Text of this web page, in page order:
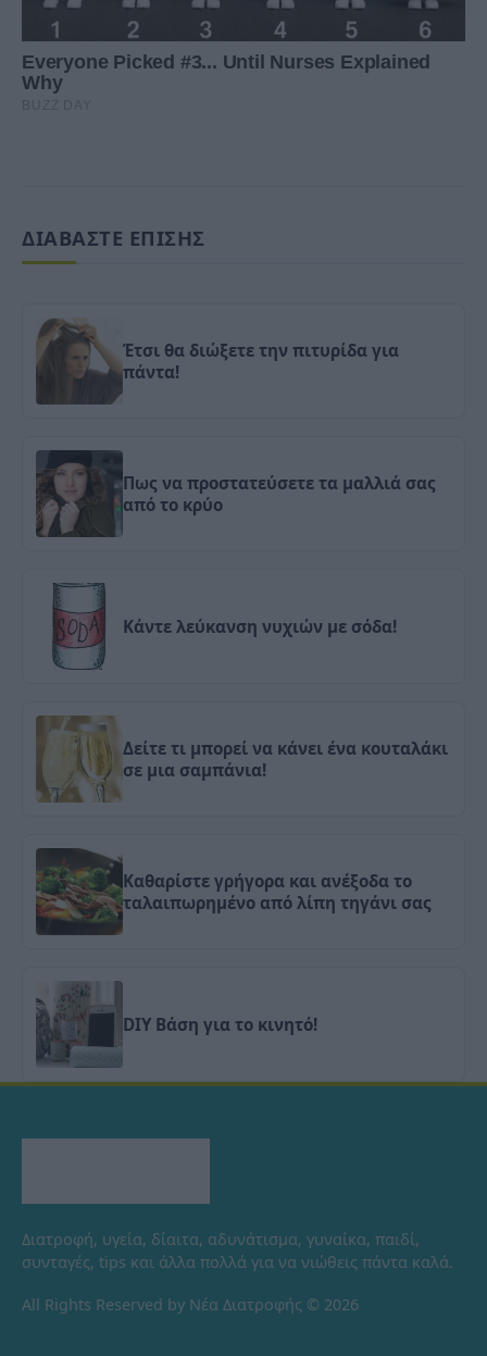
ΔΙΑΒΑΣΤΕ ΕΠΙΣΗΣ
Έτσι θα διώξετε την πιτυρίδα για
πάντα!
Πως να προστατεύσετε τα μαλλιά σας
από το κρύο
Κάντε λεύκανση νυχιών με σόδα!
Δείτε τι μπορεί να κάνει ένα κουταλάκι
σε μια σαμπάνια!
Καθαρίστε γρήγορα και ανέξοδα το
ταλαιπωρημένο από λίπη τηγάνι σας
DIY Βάση για το κινητό!
Διατροφή, υγεία, δίαιτα, αδυνάτισμα, γυναίκα, παιδί,
συνταγές, tips και άλλα πολλά για να νιώθεις πάντα καλά.
All Rights Reserved by Νέα Διατροφής © 2026